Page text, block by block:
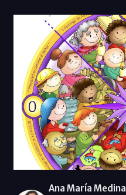
Ana María Medina